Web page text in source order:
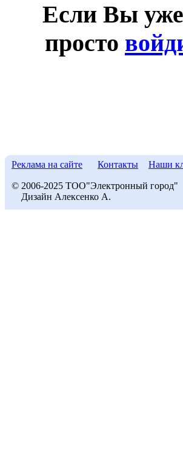
Если Вы уже
просто
Реклама на сайте Контакты Наши
© 2006-2025 ТОО"Электронный город"
Дизайн Алексенко А.